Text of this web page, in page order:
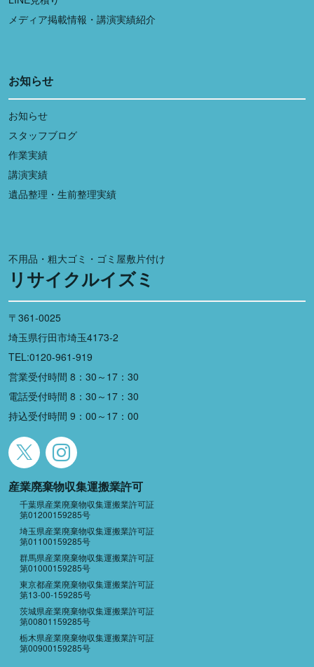
メディア掲載情報・講演実績紹介
お知らせ
お知らせ
スタッフブログ
作業実績
講演実績
遺品整理・生前整理実績
不用品・粗大ゴミ・ゴミ屋敷片付け
リサイクルイズミ
〒361-0025
埼玉県行田市埼玉4173-2
TEL:0120-961-919
営業受付時間 8：30～17：30
電話受付時間 8：30～17：30
持込受付時間 9：00～17：00
産業廃棄物収集運搬業許可
千葉県産業廃棄物収集運搬業許可証
第01200159285号
埼玉県産業廃棄物収集運搬業許可証
第01100159285号
群馬県産業廃棄物収集運搬業許可証
第01000159285号
東京都産業廃棄物収集運搬業許可証
第13-00-159285号
茨城県産業廃棄物収集運搬業許可証
第00801159285号
栃木県産業廃棄物収集運搬業許可証
第00900159285号